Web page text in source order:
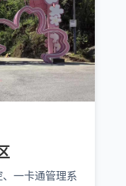
一卡通管理系